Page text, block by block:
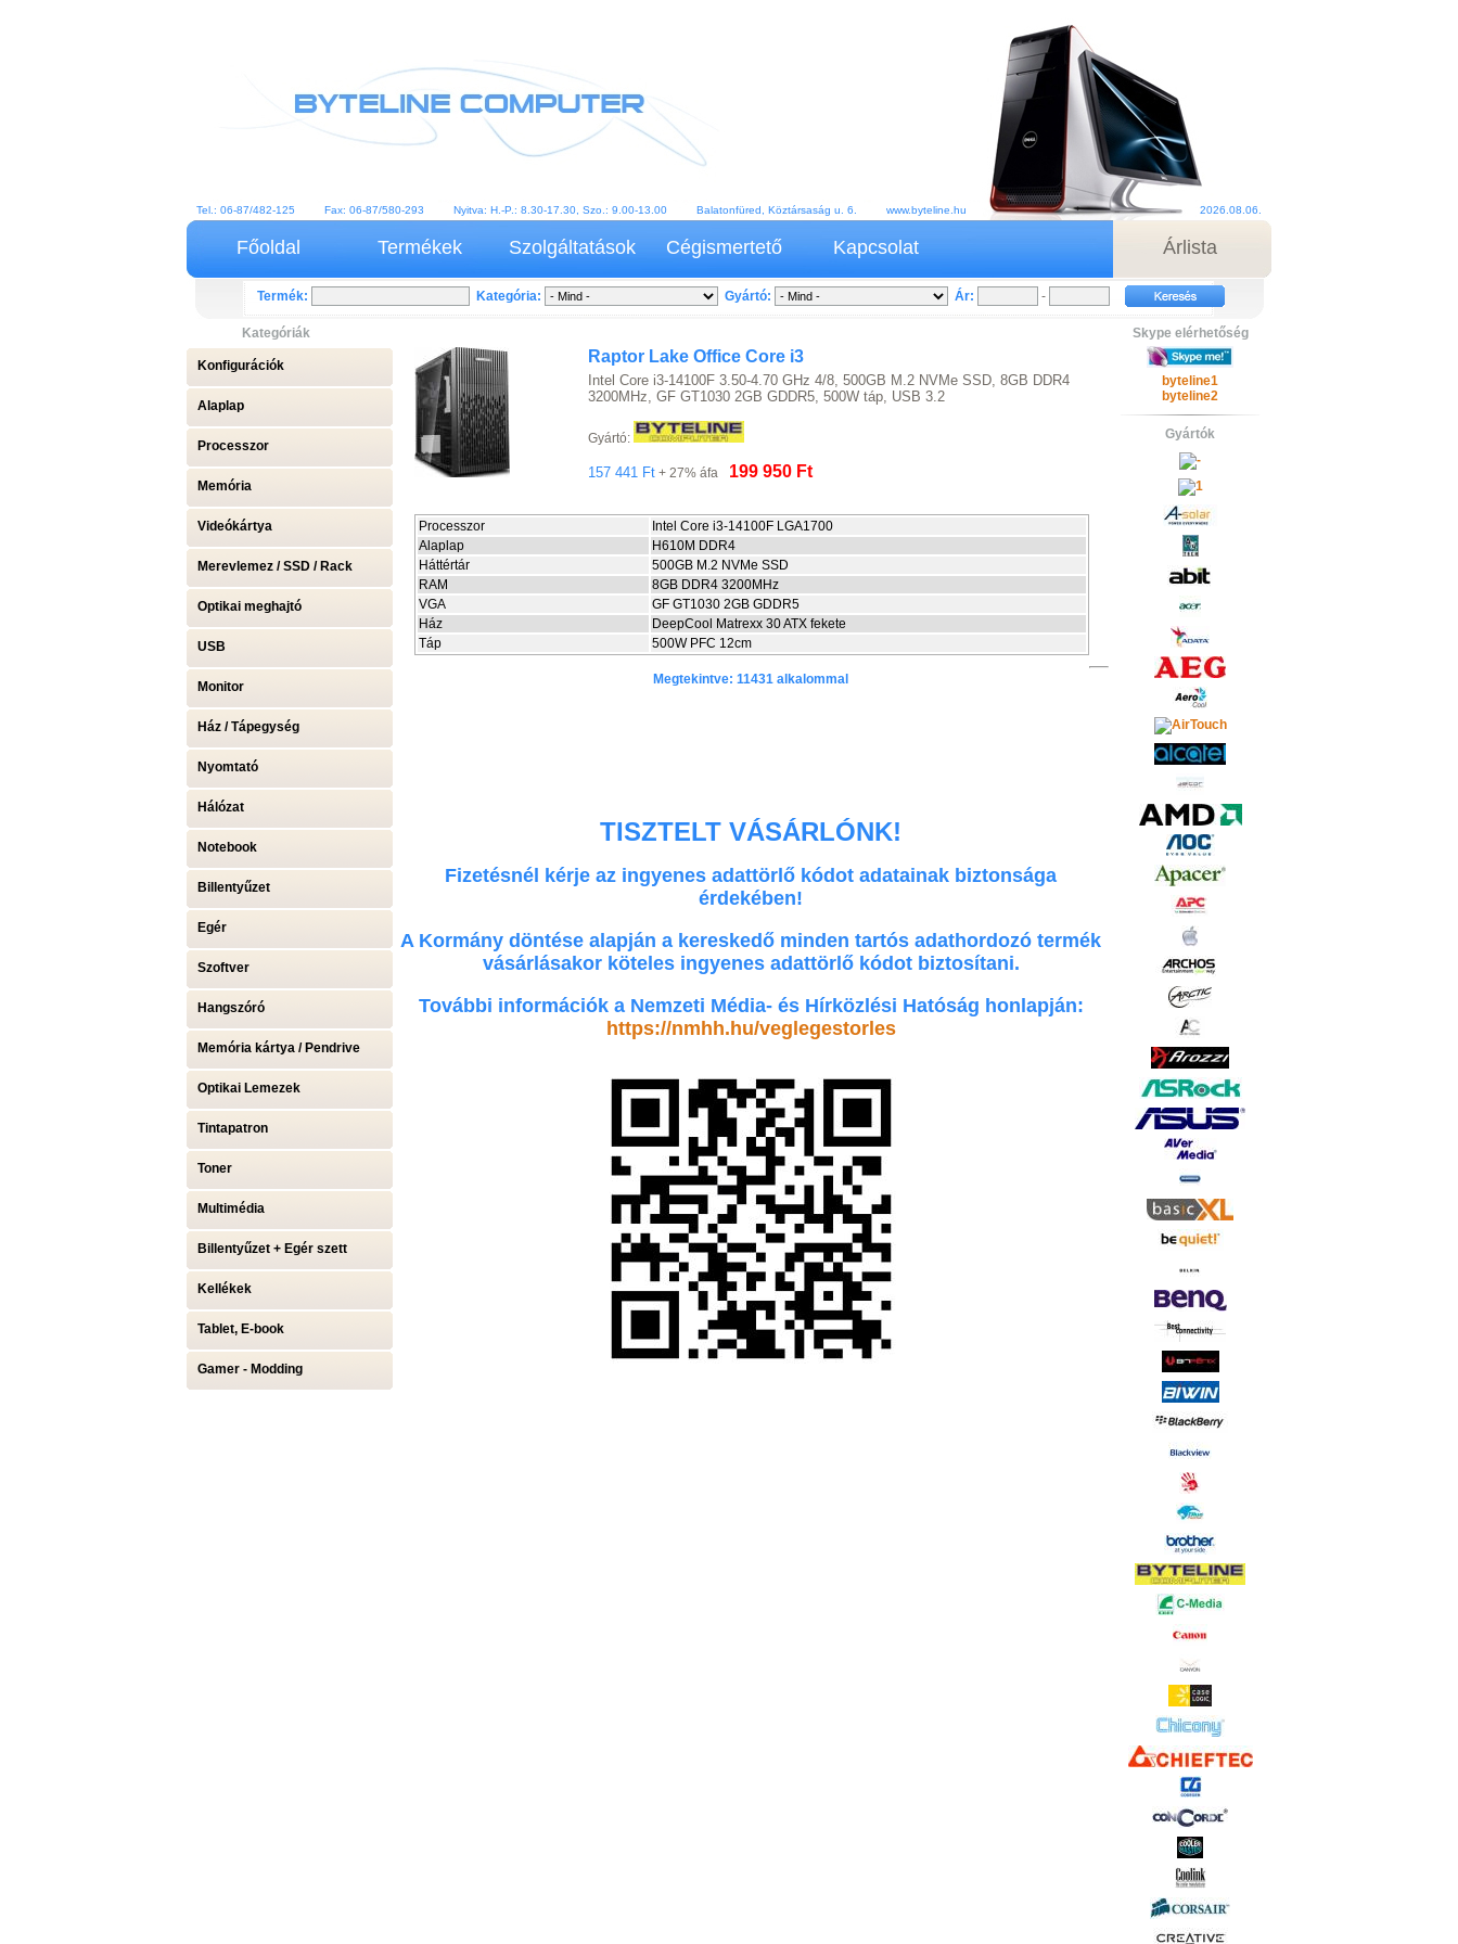
Tel.: 06-87/482-125 Fax: 06-87/580-293 Nyitva: H.-P.: 8.30-17.30, Szo.: 9.00-13.00 Balatonfüred, Köztársaság u. 6. www.byteline.hu 2026.08.06.
Főoldal Termékek Szolgáltatások Cégismertető Kapcsolat Árlista
Termék: Kategória: Gyártó: Ár: -
Kategóriák
Konfigurációk
Alaplap
Processzor
Memória
Videókártya
Merevlemez / SSD / Rack
Optikai meghajtó
USB
Monitor
Ház / Tápegység
Nyomtató
Hálózat
Notebook
Billentyűzet
Egér
Szoftver
Hangszóró
Memória kártya / Pendrive
Optikai Lemezek
Tintapatron
Toner
Multimédia
Billentyűzet + Egér szett
Kellékek
Tablet, E-book
Gamer - Modding
Raptor Lake Office Core i3
Intel Core i3-14100F 3.50-4.70 GHz 4/8, 500GB M.2 NVMe SSD, 8GB DDR4
3200MHz, GF GT1030 2GB GDDR5, 500W táp, USB 3.2
Gyártó:
157 441 Ft + 27% áfa 199 950 Ft
Processzor
Intel Core i3-14100F LGA1700
Alaplap
H610M DDR4
Háttértár
500GB M.2 NVMe SSD
RAM
8GB DDR4 3200MHz
VGA
GF GT1030 2GB GDDR5
Ház
DeepCool Matrexx 30 ATX fekete
Táp
500W PFC 12cm
Megtekintve: 11431 alkalommal
TISZTELT VÁSÁRLÓNK!
Fizetésnél kérje az ingyenes adattörlő kódot adatainak biztonsága
érdekében!
A Kormány döntése alapján a kereskedő minden tartós adathordozó termék
vásárlásakor köteles ingyenes adattörlő kódot biztosítani.
További információk a Nemzeti Média- és Hírközlési Hatóság honlapján:
https://nmhh.hu/veglegestorles
Skype elérhetőség
byteline1
byteline2
Gyártók